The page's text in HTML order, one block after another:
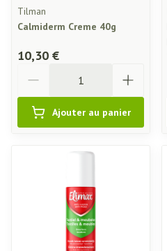
Tilman
Calmiderm Creme 40g
10,30 €
Ajouter au panier